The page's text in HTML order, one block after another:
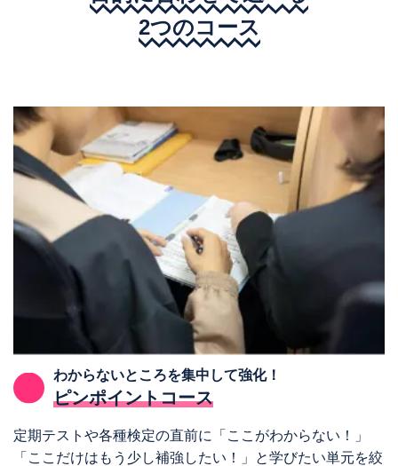
2つのコース
わからないところを集中して強化！
ピンポイントコース
定期テストや各種検定の直前に「ここがわからない！」
「ここだけはもう少し補強したい！」と学びたい単元を絞